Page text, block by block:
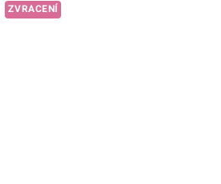
ZVRACENÍ